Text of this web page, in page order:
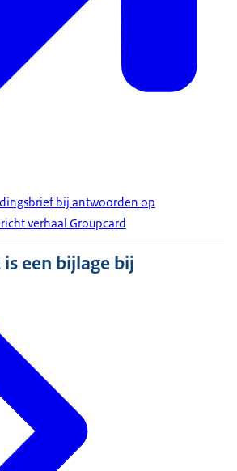
bij antwoorden op
verhaal Groupcard
een bijlage bij